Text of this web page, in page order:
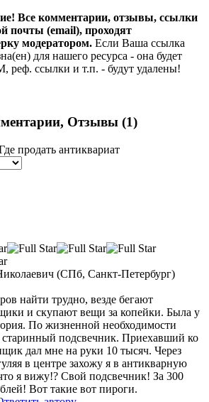
Все комментарии, отзывы, ссылки
почты (email), проходят
модератором. Если Ваша ссылка
для нашего ресурса - она будет
ссылки и т.п. - будут удалены!
Отзывы (1)
продать антиквариат
(СПб, Санкт-Петербург)
найти трудно, везде бегают
и скупают вещи за копейки. Была у
По жизненной необходимости
старинный подсвечник. Приехавший ко
дал мне на руки 10 тысяч. Через
в центре захожу я в антикварную
я вижу!? Свой подсвечник! За 300
Вот такие вот пироги.